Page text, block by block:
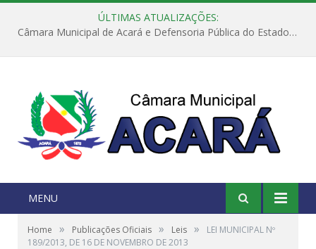
ÚLTIMAS ATUALIZAÇÕES:
Câmara Municipal de Acará e Defensoria Pública do Estado, promovem Ação Balcão de Direitos
MENU
Home » Publicações Oficiais » Leis »
LEI MUNICIPAL Nº
189/2013, DE 16 DE NOVEMBRO DE 2013